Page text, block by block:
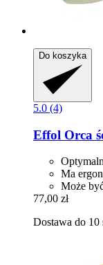
Do koszyka
5.0 (4)
Effol Orca
Ma
Może
77,00 zł
Dostawa do 10